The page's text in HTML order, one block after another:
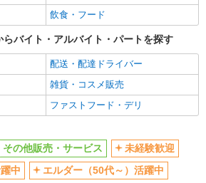
交通費支給
社員登用あり
す
販売・接客サービス
ミドル（40代～）活躍中
週2～3日勤務OK
飲食・フード
らバイト・アルバイト・パートを探す
配送・配達ドライバー
雑貨・コスメ販売
ファストフード・デリ
その他販売・サービス
未経験歓迎
中
エルダー（50代～）活躍中